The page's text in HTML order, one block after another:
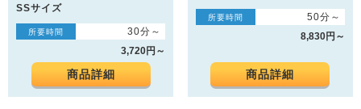
SSサイズ
所要時間
30分～
3,720円～
商品詳細
所要時間
50分～
8,830円～
商品詳細